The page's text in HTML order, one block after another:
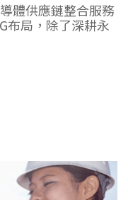
體供應鏈整合服務
布局，除了深耕永